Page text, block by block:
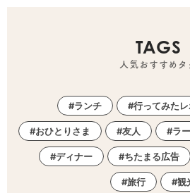
TAGS
人気おすすめタ
ランチ 行ってみた
おひとりさま 友人 ラ
ディナー ちたまる広告
旅行 観